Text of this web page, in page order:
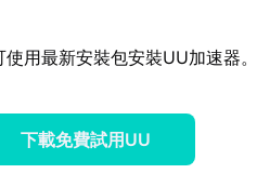
用最新安裝包安裝UU加速器。
下載免費試用UU